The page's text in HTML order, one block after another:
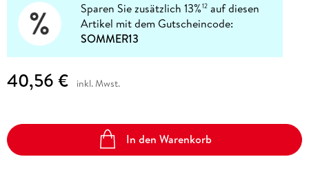
Sparen Sie zusätzlich 13%12 auf diesen
Artikel mit dem Gutscheincode:
SOMMER13
40,56 € inkl. Mwst.
In den Warenkorb